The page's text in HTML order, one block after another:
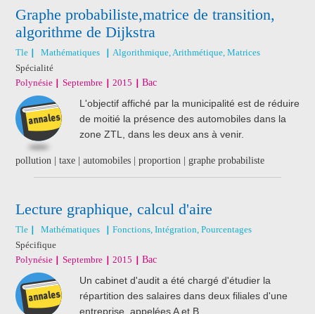
Graphe probabiliste,matrice de transition,
algorithme de Dijkstra
Tle Mathématiques
Algorithmique, Arithmétique, Matrices
Spécialité
Polynésie
Septembre 2015 Bac
L'objectif affiché par la municipalité est de réduire
de moitié la présence des automobiles dans la
zone ZTL, dans les deux ans à venir.
pollution | taxe | automobiles | proportion | graphe probabiliste
Lecture graphique, calcul d'aire
Tle Mathématiques
Fonctions, Intégration, Pourcentages
Spécifique
Polynésie
Septembre 2015 Bac
Un cabinet d'audit a été chargé d'étudier la
répartition des salaires dans deux filiales d'une
entreprise, appelées A et B.